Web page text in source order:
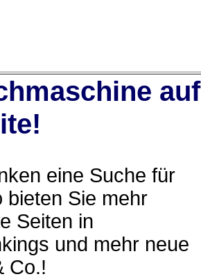
auf
eine Suche für
bieten Sie mehr
Seiten in
und mehr neue
Co.!